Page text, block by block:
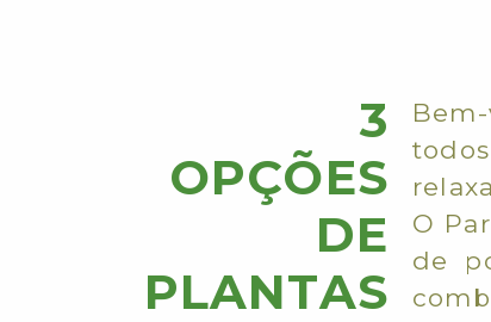
3
OPÇÕES
DE
PLANTAS
O
de